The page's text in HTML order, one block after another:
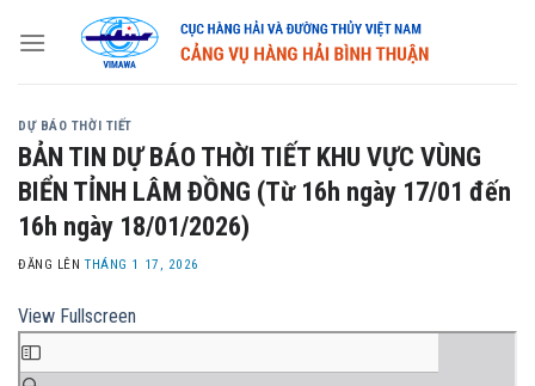
DỰ BÁO THỜI TIẾT
BẢN TIN DỰ BÁO THỜI TIẾT KHU VỰC VÙNG
BIỂN TỈNH LÂM ĐỒNG (Từ 16h ngày 17/01 đến
16h ngày 18/01/2026)
ĐĂNG LÊNTHÁNG 1 17, 2026
View Fullscreen